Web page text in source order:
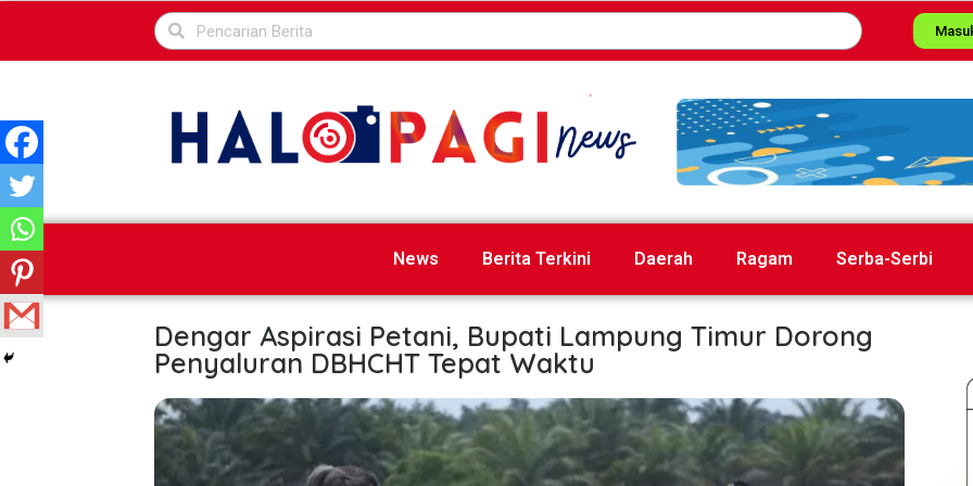
News Berita Terkini Daerah Ragam Serba-Serbi
Dengar Aspirasi Petani, Bupati Lampung Timur Dorong
Penyaluran DBHCHT Tepat Waktu